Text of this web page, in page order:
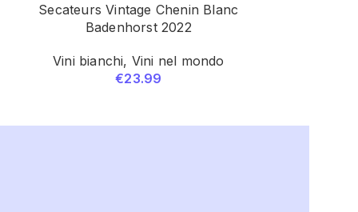
Secateurs Vintage Chenin Blanc
Badenhorst 2022
Vini bianchi, Vini nel mondo
€23.99